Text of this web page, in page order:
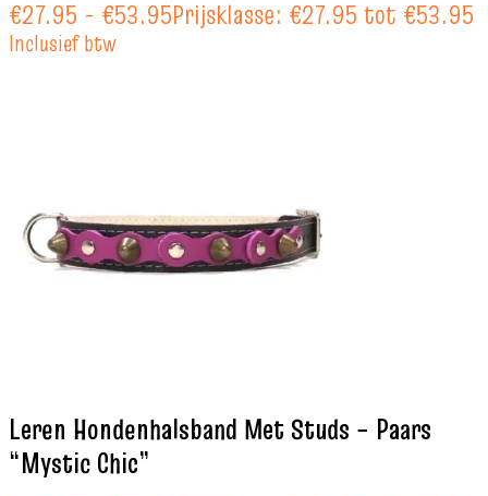
€27.95 - €53.95Prijsklasse: €27.95 tot €53.95
Inclusief btw
Leren Hondenhalsband Met Studs – Paars
“Mystic Chic”